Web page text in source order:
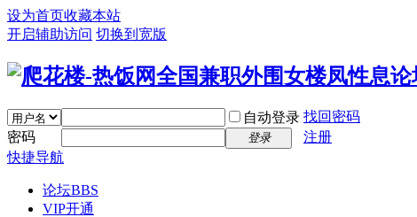
设为首页收藏本站
开启辅助访问 切换到宽版
自动登录 找回密码
密码
登录
注册
快捷导航
论坛BBS
VIP开通